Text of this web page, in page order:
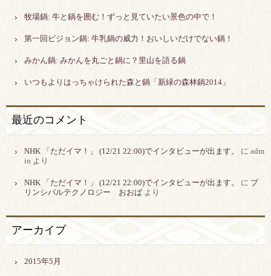
牧場鍋: 牛と鍋を囲む！ずっと見ていたい景色の中で！
第一回ビジョン鍋: 牛乳鍋の威力！おいしいだけでない鍋！
みかん鍋: みかんを丸ごと鍋に？里山を語る鍋
いつもよりはっちゃけられた森と鍋「新緑の森林鍋2014」
最近のコメント
NHK 「ただイマ！」 (12/21 22:00)でインタビューが出ます。
に adm
in より
NHK 「ただイマ！」 (12/21 22:00)でインタビューが出ます。 に プ
リンシパルテクノロジー おおば より
アーカイブ
2015年5月